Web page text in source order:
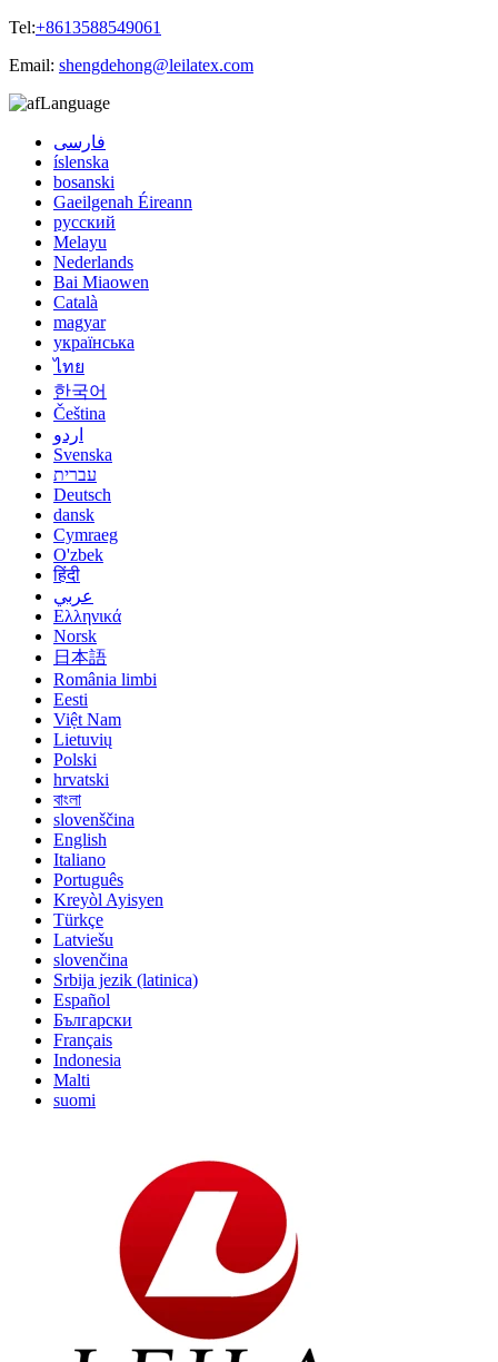
Tel:+8613588549061
Email: shengdehong@leilatex.com
Language
فارسی
íslenska
bosanski
Gaeilgenah Éireann
русский
Melayu
Nederlands
Bai Miaowen
Català
magyar
українська
ไทย
한국어
Čeština
اردو
Svenska
עברית
Deutsch
dansk
Cymraeg
O'zbek
हिंदी
عربي
Ελληνικά
Norsk
日本語
România limbi
Eesti
Việt Nam
Lietuvių
Polski
hrvatski
বাংলা
slovenščina
English
Italiano
Português
Kreyòl Ayisyen
Türkçe
Latviešu
slovenčina
Srbija jezik (latinica)
Español
Български
Français
Indonesia
Malti
suomi